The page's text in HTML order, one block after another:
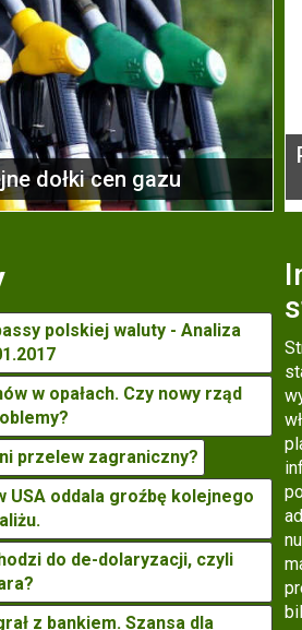
dołki cen gazu
polskiej waluty - Analiza
w opałach. Czy nowy rząd
przelew zagraniczny?
USA oddala groźbę kolejnego
do de-dolaryzacji, czyli
z bankiem. Szansa dla